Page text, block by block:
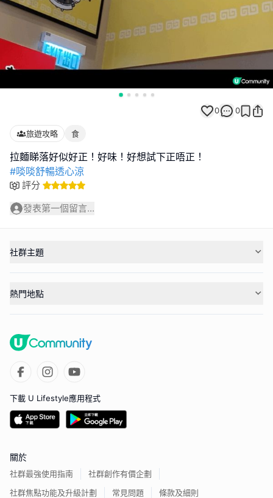
0 0
旅遊攻略 食
#啖啖舒暢透心涼
評分
發表第一個留言...
社群主題
熱門地點
下載 U Lifestyle應用程式
關於
社群最強使用指南
社群創作有價企劃
社群焦點功能及升級計劃
常見問題 條款及細則